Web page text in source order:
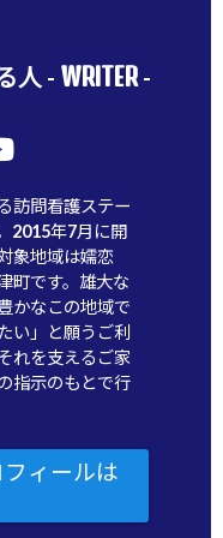
人 - WRITER-
訪問看護ステー
2015年7月に開
象地域は嬬恋
町です。雄大な
かなこの地域で
い」と願うご利
れを支えるご家
指示のもとで行
ィールは